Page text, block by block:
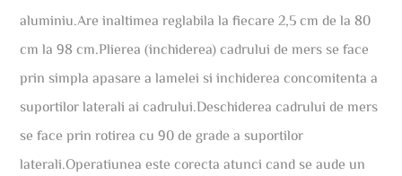
aluminiu.Are inaltimea reglabila la fiecare 2,5 cm de la 80
cm la 98 cm.Plierea (inchiderea) cadrului de mers se face
prin simpla apasare a lamelei si inchiderea concomitenta a
suportilor laterali ai cadrului.Deschiderea cadrului de mers
se face prin rotirea cu 90 de grade a suportilor
laterali.Operatiunea este corecta atunci cand se aude un